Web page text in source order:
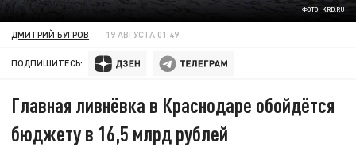
ФОТО: KRD.RU
ДМИТРИЙ БУГРОВ 19 АВГУСТА 01:49
ПОДПИШИТЕСЬ:
Главная ливнёвка в Краснодаре обойдётся
бюджету в 16,5 млрд рублей